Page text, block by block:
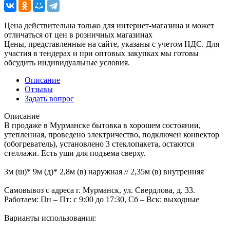
Цена действительна только для интернет-магазина и может
отличаться от цен в розничных магазинах
Цены, представленные на сайте, указаны с учетом НДС. Для
участия в тендерах и при оптовых закупках мы готовы
обсудить индивидуальные условия.
Описание
Отзывы
Задать вопрос
Описание
В продаже в Мурманске бытовка в хорошем состоянии,
утепленная, проведено электричество, подключен конвектор
(обогреватель), установлено 3 стеклопакета, остаются
стеллажи. Есть уши для подъема сверху.
3м (ш)* 9м (д)* 2,8м (в) наружная // 2,35м (в) внутренняя
Самовывоз с адреса г. Мурманск, ул. Свердлова, д. 33.
Работаем: Пн – Пт: с 9:00 до 17:30, Сб – Вск: выходные
Варианты использования: